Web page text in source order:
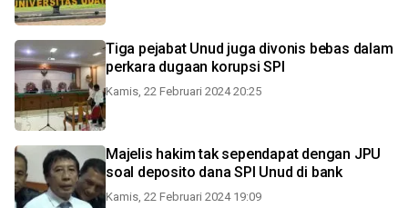
Tiga pejabat Unud juga divonis bebas dalam
perkara dugaan korupsi SPI
Kamis, 22 Februari 2024 20:25
Majelis hakim tak sependapat dengan JPU
soal deposito dana SPI Unud di bank
Kamis, 22 Februari 2024 19:09